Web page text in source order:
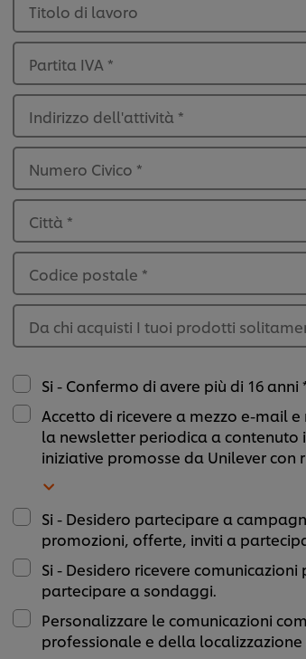
Titolo di lavoro
Partita IVA *
Indirizzo dell'attività *
Numero Civico *
Città *
Codice postale *
Da chi acquisti I tuoi prodotti
Si - Confermo
Accetto di ricevere a mezzo e-mail
la newsletter periodica a
iniziative promosse da Unilever
Si - Desidero partecipare a
promozioni, offerte, inviti a
Si - Desidero ricevere
partecipare a sondaggi.
Personalizzare le comunicazioni